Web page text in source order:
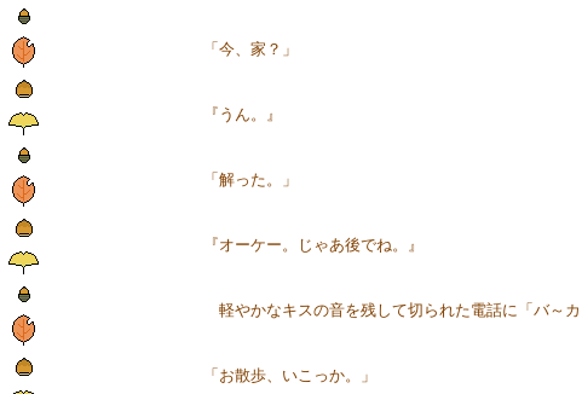
「今、家？」
『うん。』
「解った。」
『オーケー。じゃあ後でね。』
軽やかなキスの音を残して切られた電話に「バ～
「お散歩、いこっか。」